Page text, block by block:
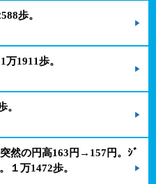
歩。
1911歩。
。
然の円高163円→157円。ｼﾞ
１万1472歩。